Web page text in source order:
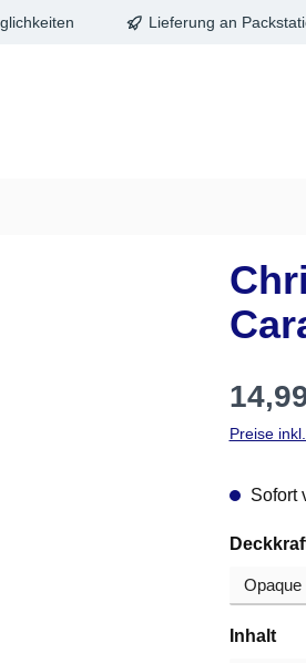
Lieferung an
Regulärer
Preise
Sofort
Inhalt